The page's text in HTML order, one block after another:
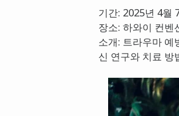
기간: 2025년 4월
장소: 하와이 컨
소개: 트라우마 예
신 연구와 치료 방